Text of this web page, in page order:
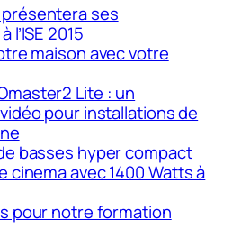
présentera ses
l’ISE 2015
maison avec votre
Lite : un
pour installations de
basses hyper compact
cinema avec 1400 Watts à
pour notre formation